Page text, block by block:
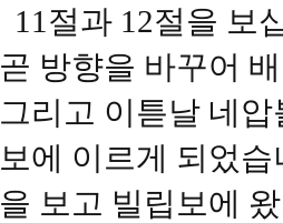
11절과 12절을 보
곧 방향을 바꾸어
그리고 이튿날 네
보에 이르게 되었
을 보고 빌립보에